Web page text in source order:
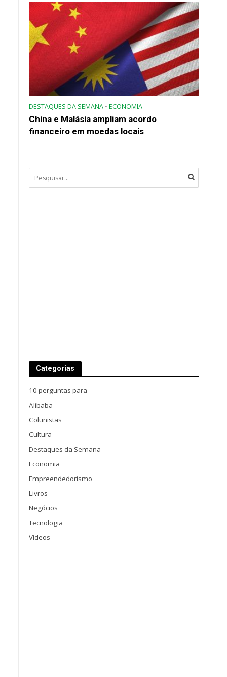
DESTAQUES DA SEMANA • ECONOMIA
China e Malásia ampliam acordo
financeiro em moedas locais
Categorias
10 perguntas para
Alibaba
Colunistas
Cultura
Destaques da Semana
Economia
Empreendedorismo
Livros
Negócios
Tecnologia
Vídeos